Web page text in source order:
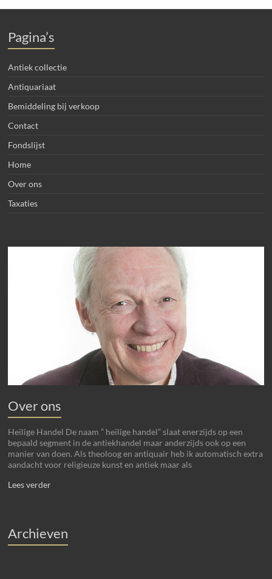
Pagina’s
Antiek collectie
Antiquariaat
Bemiddeling bij verkoop
Contact
Fondslijst
Home
Over ons
Taxaties
Over ons
Heilige Handel De naam ” heilige handel” slaat enerzijds op een
bepaald segment in de antiekhandel maar anderzijds ook op een
manier van doen. Als theoloog en antiquair heb ik automatisch extra
aandacht voor religieuze kunst en antiek maar als
Lees verder
Archieven